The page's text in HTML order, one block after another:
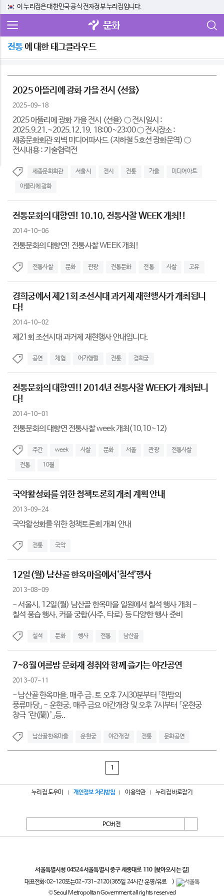
이 누리집은 대한민국 공식 전자정부 누리집입니다.
문화
전통에 대한 태그클라우드
2025 아뜰리에 광화 가을 전시 <선율>
2025-09-18
2025 아뜰리에 광화 가을 전시 <선율> ○ 전시일시 :
2025.9.21.~2025.12.19. 18:00~23:00 ○ 전시장소 :
세종문화회관 외벽 미디어파사드 (지하철 5호선 광화문역) ○
전시내용 : 기술협력전
세종문화회관 서울시 전시 전통 가을 미디어아트
아뜰리에 광화
전통문화의 대향연! 10.10, 전통사찰 WEEK 개최!!
2014-10-06
전통문화의 대향연! 전통사찰 WEEK 개최!
전통사찰 문화 관광 전통문화 전통 사찰 고유
경희궁에서 제21회 조선시대 과거제 재현행사가 개최됩니
다!
2014-10-02
제21회 조선시대 과거제 재현행사 안내입니다.
공연 체험 어가행렬 전통 경희궁
전통문화의 대향연!! 2014년 전통사찰 WEEK가 개최됩니
다!
2014-10-01
전통문화의 대향연 전통사찰 week 개최(10.10~12)
주간 week 사찰 문화 서울 관광 전통사찰
전통 10월
국악활성화를 위한 청책토론회 개최 계획 안내
2013-09-24
국악활성화를 위한 청책토론회 개최 안내
전통 국악
12일(월) 남산골 한옥마을에서‘칠석’행사
2013-08-09
- 서울시, 12일(월) 남산골 한옥마을 일원에서 칠석 행사 개최 -
칠석 풍습 행사, 커플 궁합(사주, 타로) 등 다양한 행사 준비
칠석 문화 행사 전통 남산골
7~8월 여름밤 문화재 정취와 함께 즐기는 야간공연
2013-07-11
- 남산골 한옥마을, 매주 금․토 오후 7시30분부터 「한밤의
풍류마당」 - 운현궁, 매주 금요 야간개장 및 오후 7시부터 「운현궁
창극 ‘란(蘭)’」등..
남산골한옥마을 운현궁 야간개장 전통 문화공연
1
누리집 도우미 개인정보 처리방침 이용약관 누리집 바로잡기
PC버전
서울특별시청 04524 서울특별시 중구 세종대로 110 [찾아오시는 길]
대표전화:02-120또는02-731-2120(365일 24시간 운영/유료
)
© Seoul Metropolitan Government all rights reserved